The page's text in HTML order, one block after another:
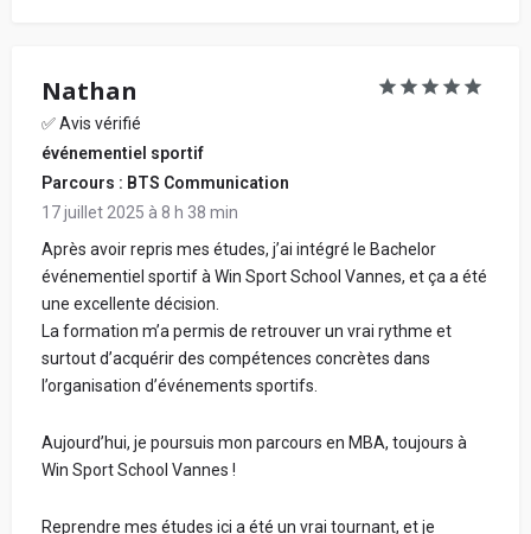
Nathan
✅ Avis vérifié
événementiel sportif
Parcours : BTS Communication
17 juillet 2025 à 8 h 38 min
Après avoir repris mes études, j’ai intégré le Bachelor
événementiel sportif à Win Sport School Vannes, et ça a été
une excellente décision.
La formation m’a permis de retrouver un vrai rythme et
surtout d’acquérir des compétences concrètes dans
l’organisation d’événements sportifs.
Aujourd’hui, je poursuis mon parcours en MBA, toujours à
Win Sport School Vannes !
Reprendre mes études ici a été un vrai tournant, et je
Votre retour d'expérience au sein de l'école, en
détaillant chacune de vos notes données ci-
dessus, pour conseiller les futurs étudiants :
En soumettant mon avis, j'accepte les
conditions
générales d'utilisation.
Partager mon avis